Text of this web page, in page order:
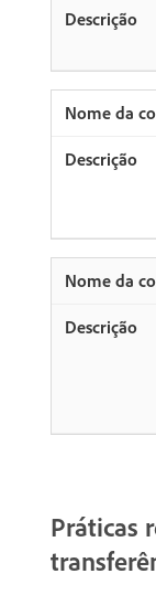
Práticas